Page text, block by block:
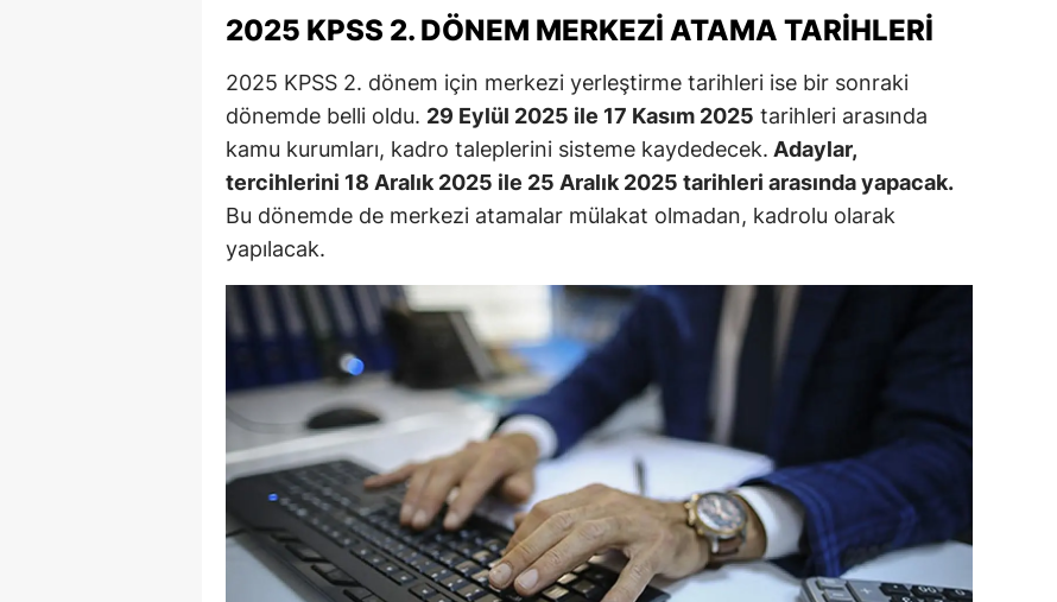
Mersin
İstanbul
İzmir
Kars
Kayseri
Kırklareli
Kırşehir
Kocaeli
Konya
Kütahya
Malatya
2025 KPSS 2. DÖNEM MERKEZI ATAMA TARIHLERI
2025 KPSS 2. dönem için merkezi yerleştirme tarihleri ise bir sonraki
dönemde belli oldu. 29 Eylül 2025 ile 17 Kasım 2025 tarihleri arasında
kamu kurumları, kadro taleplerini sisteme kaydedecek. Adaylar,
tercihlerini 18 Aralık 2025 ile 25 Aralık 2025 tarihleri arasında yapacak.
Bu dönemde de merkezi atamalar mülakat olmadan, kadrolu olarak
yapılacak.